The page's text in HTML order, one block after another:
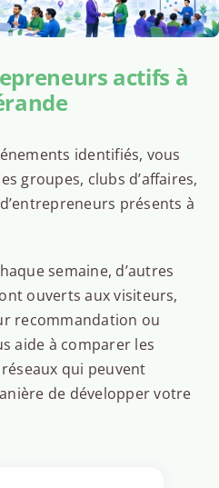
actifs à
identifiés, vous
groupes, clubs d’affaires,
présents à
semaine, d’autres
ouverts aux visiteurs,
recommandation ou
aide à comparer les
qui peuvent
de développer votre